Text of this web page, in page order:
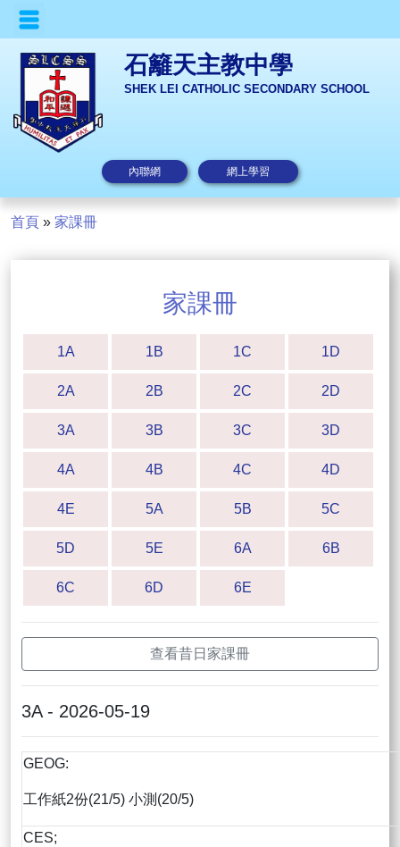
石籬天主教中學
SHEK LEI CATHOLIC SECONDARY SCHOOL
內聯網 網上學習
首頁 » 家課冊
家課冊
1A 1B 1C 1D
2A 2B 2C 2D
3A 3B 3C 3D
4A 4B 4C 4D
4E 5A 5B 5C
5D 5E 6A 6B
6C 6D 6E
查看昔日家課冊
3A - 2026-05-19
GEOG:
工作紙2份(21/5) 小測(20/5)
CES;